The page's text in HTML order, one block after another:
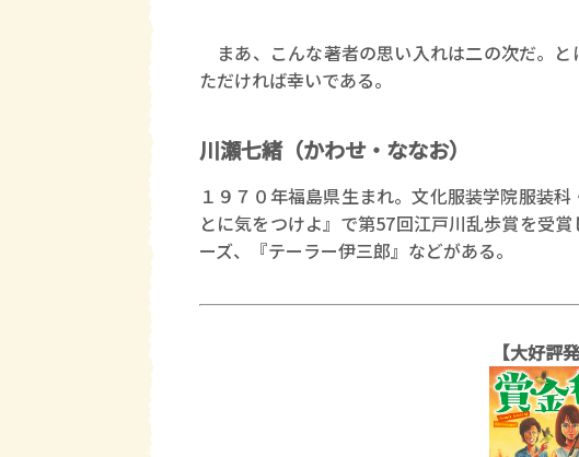
まあ、こんな著者の思い入れは二の次だ。
ただければ幸いである。
川瀬七緒（かわせ・ななお）
１９７０年福島県生まれ。文化服装学院服装
とに気をつけよ』で第57回江戸川乱歩賞を受
ーズ、『テーラー伊三郎』などがある。
【大好評